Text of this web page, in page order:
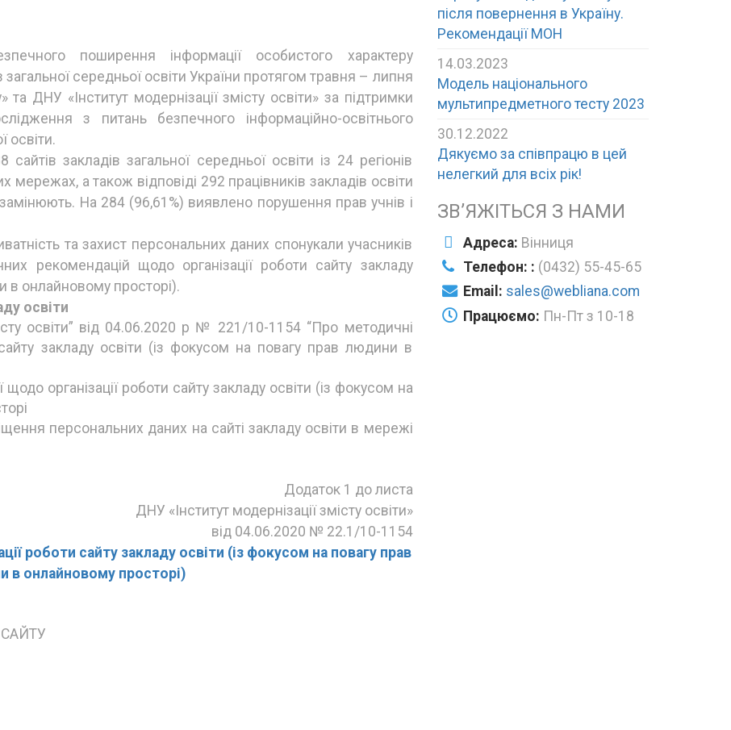
поширення інформації особистого характеру
середньої освіти України протягом травня – липня
ДНУ «Інститут модернізації змісту освіти» за підтримки
з питань безпечного інформаційно-освітнього
освіти.
закладів загальної середньої освіти із 24 регіонів
мережах, а також відповіді 292 працівників закладів освіти
замінюють. На 284 (96,61%) виявлено порушення прав учнів і
та захист персональних даних спонукали учасників
рекомендацій щодо організації роботи сайту закладу
в онлайновому просторі).
освіти
освіти” від 04.06.2020 р № 221/10-1154 “Про методичні
закладу освіти (із фокусом на повагу прав людини в
організації роботи сайту закладу освіти (із фокусом на
персональних даних на сайті закладу освіти в мережі
Додаток 1 до листа
ДНУ «Інститут модернізації змісту освіти»
від 04.06.2020 № 22.1/10-1154
роботи сайту закладу освіти (із фокусом на повагу прав
в онлайновому просторі)
після повернення в Україну.
Рекомендації МОН
14.03.2023
Модель національного
мультипредметного тесту 2023
30.12.2022
Дякуємо за співпрацю в цей
нелегкий для всіх рік!
ЗВ’ЯЖІТЬСЯ З НАМИ
Адреса: Вінниця
Телефон: : (0432) 55-45-65
Email: sales@webliana.com
Працюємо: Пн-Пт з 10-18